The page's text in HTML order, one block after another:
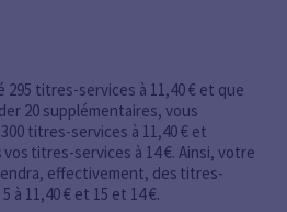
295 titres-services à 11,40 € et que
20 supplémentaires, vous
titres-services à 11,40 € et
titres-services à 14 €. Ainsi, votre
effectivement, des titres-
à 11,40 € et 15 et 14 €.